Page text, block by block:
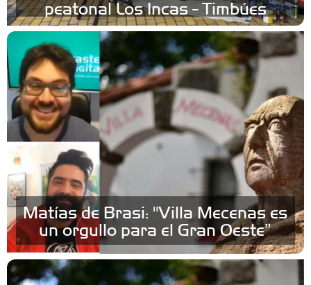
peatonal Los Incas - Timbúes
Matías de Brasi: "Villa Mecenas es
un orgullo para el Gran Oeste”